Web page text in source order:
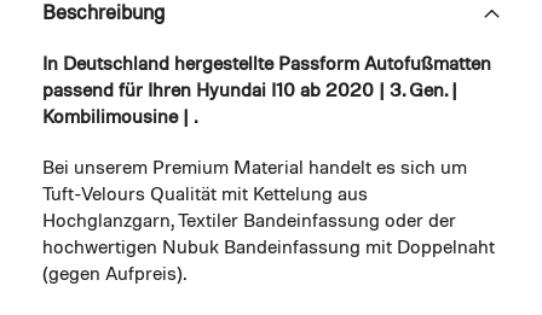
Beschreibung
In Deutschland hergestellte Passform Autofußmatten
passend für Ihren Hyundai I10 ab 2020 | 3. Gen. |
Kombilimousine | .
Bei unserem Premium Material handelt es sich um
Tuft-Velours Qualität mit Kettelung aus
Hochglanzgarn, Textiler Bandeinfassung oder der
hochwertigen Nubuk Bandeinfassung mit Doppelnaht
(gegen Aufpreis).